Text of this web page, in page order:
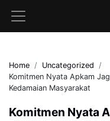
Home
Uncategorized
Komitmen Nyata Apkam
Kedamaian Masyarakat
Komitmen Nyata